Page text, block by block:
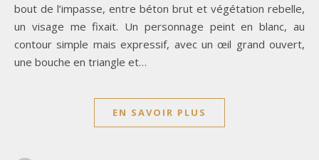
bout de l’impasse, entre béton brut et végétation rebelle,
un visage me fixait. Un personnage peint en blanc, au
contour simple mais expressif, avec un œil grand ouvert,
une bouche en triangle et…
EN SAVOIR PLUS